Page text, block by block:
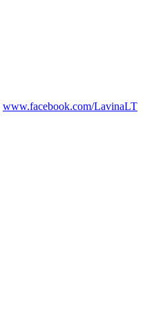
www.facebook.com/LavinaLT